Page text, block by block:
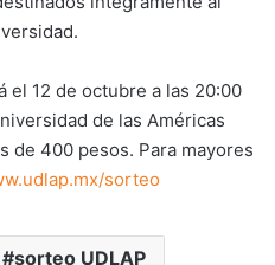
el 12 de octubre a las 20:00
de las Américas
de 400 pesos. Para mayores
sorteo
sorteo UDLAP